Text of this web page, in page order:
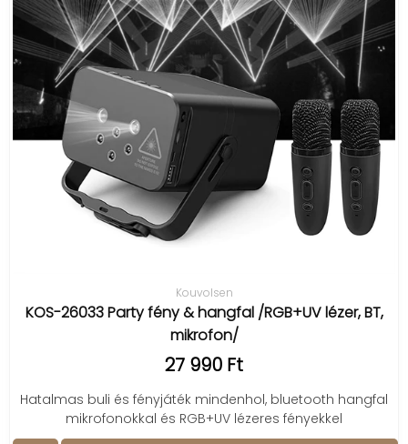
Kouvolsen
KOS-26033 Party fény & hangfal /RGB+UV lézer, BT,
mikrofon/
27 990 Ft
Hatalmas buli és fényjáték mindenhol, bluetooth hangfal
mikrofonokkal és RGB+UV lézeres fényekkel